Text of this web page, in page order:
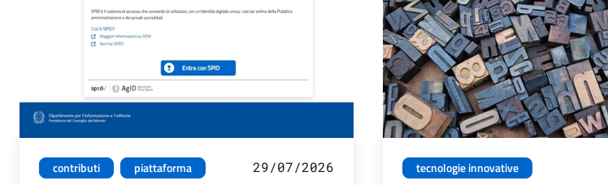
contributi piattaforma 29/07/2026
tecnologie innovative